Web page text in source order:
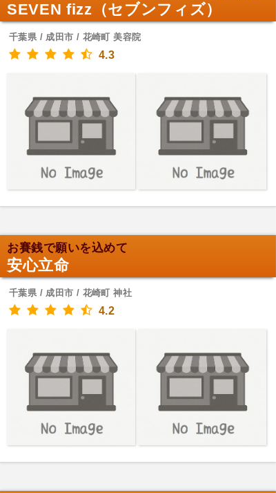
SEVEN fizz（セブンフィズ）
千葉県 / 成田市 / 花崎町 美容院
4.3
お賽銭で願いを込めて
安心立命
千葉県 / 成田市 / 花崎町 神社
4.2